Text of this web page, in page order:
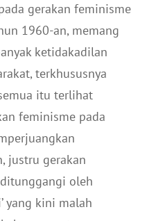
gerakan feminisme
1960-an, memang
ketidakadilan
terkhususnya
itu terlihat
feminisme pada
justru gerakan
oleh
yang kini malah